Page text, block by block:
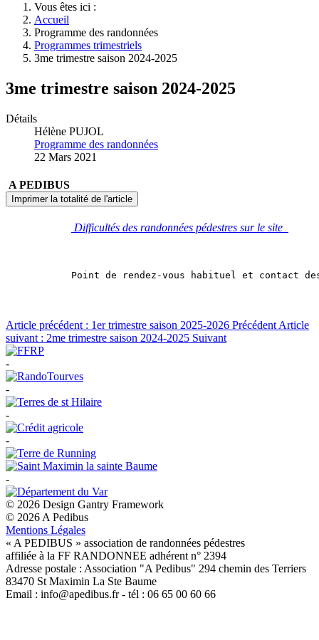
Vous êtes ici :
Accueil
Programme des randonnées
Programmes trimestriels
3me trimestre saison 2024-2025
3me trimestre saison 2024-2025
Détails
Hélène PUJOL
Programme des randonnées
22 Mars 2021
A PEDIBUS
Imprimer la totalité de l'article
Difficultés des randonnées pédestres sur le site
Point de rendez-vous habituel et contact
Article précédent : 1er trimestre saison 2025-2026 Précédent Article
suivant : 2me trimestre saison 2024-2025 Suivant
-
-
-
-
-
© 2026 Design Gantry Framework
© 2026 A Pedibus
Mentions Légales
« A PEDIBUS » association de randonnées pédestres
affiliée à la FF RANDONNEE adhérent n° 2394
Adresse postale : Association "A Pedibus" 294 chemin des Terriers
83470 St Maximin La Ste Baume
Email : info@apedibus.fr - tél : 06 65 00 60 66